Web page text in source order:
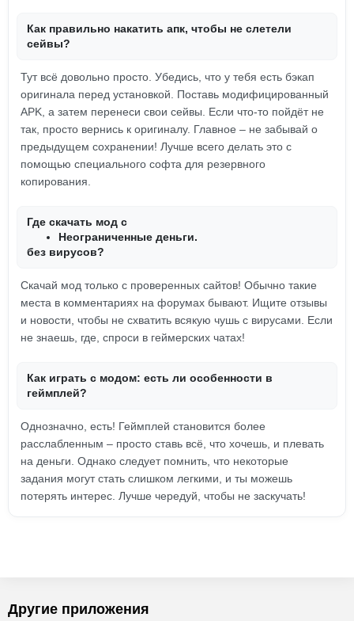
Как правильно накатить апк, чтобы не слетели
сейвы?
Тут всё довольно просто. Убедись, что у тебя есть бэкап
оригинала перед установкой. Поставь модифицированный
APK, а затем перенеси свои сейвы. Если что-то пойдёт не
так, просто вернись к оригиналу. Главное – не забывай о
предыдущем сохранении! Лучше всего делать это с
помощью специального софта для резервного
копирования.
Где скачать мод с
Неограниченные деньги.
без вирусов?
Скачай мод только с проверенных сайтов! Обычно такие
места в комментариях на форумах бывают. Ищите отзывы
и новости, чтобы не схватить всякую чушь с вирусами. Если
не знаешь, где, спроси в геймерских чатах!
Как играть с модом: есть ли особенности в
геймплей?
Однозначно, есть! Геймплей становится более
расслабленным – просто ставь всё, что хочешь, и плевать
на деньги. Однако следует помнить, что некоторые
задания могут стать слишком легкими, и ты можешь
потерять интерес. Лучше чередуй, чтобы не заскучать!
Другие приложения